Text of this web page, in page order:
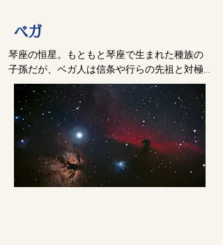
ていった。
原子内部の微細なレベルには、ある秩序を持
つ情報因子が組み込まれていた。
その内容は、意識の乗り物となる人間型生命
体が、炭素を組成の基盤とする環境の中で発
生するというものだった。
「創造の礎たち」は、この潜在的な情報因子
を用いて、物質と非物質のレベルで、自らの
分身を創造していった。
の地として、複数の惑星が琴座の中から選ば
れた。これらの惑星において霊長類が自然発
生した段階で、「創造の礎たち」は、霊長類
のDNA構造の内部に、プラズマ・エネルギー
によって種付け作業を開始した。
この作業は、霊長類が三次元の意識体の媒体
としてふさわしい遺伝子を持つようになるま
で、何世代にもわたって続けられた。
こうして、複数の惑星において高度な人間型
ベガ
琴座の恒星。もともと琴座で生まれた種族の
子孫だが、ベガ人は信条や行らの先祖と対極
をなす種族へと発展していった。このため、
琴座人とベガ人との間には争いが絶えなかっ
た。